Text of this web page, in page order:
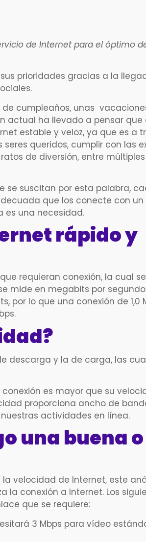
de Internet para el óptimo
prioridades gracias a la
cumpleaños, unas
actual ha llevado a pensar que
estable y veloz, ya que es a
queridos, cumplir con las
de diversión, entre
se suscitan por esta palabra,
que los conecte con un
es una necesidad.
rápido y
requieran conexión, la cual
mide en megabits por
por lo que una conexión de 1,0
descarga y la de carga, las
es mayor que su
proporciona ancho de
actividades en línea.
una buena o
velocidad de Internet, este
conexión a Internet. Los
que se requiere:
3 Mbps para vídeo